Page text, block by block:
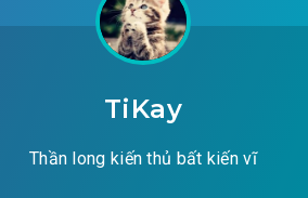
TiKay
Thần long kiến thủ bất kiến vĩ